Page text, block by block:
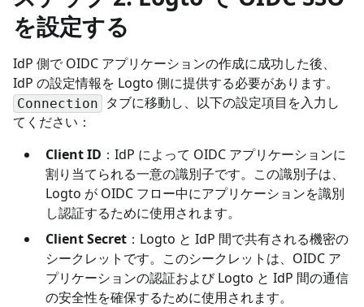
を設定する
IdP 側で OIDC アプリケーションの作成に成功した後、
IdP の設定情報を Logto 側に提供する必要があります。
Connection
タブに移動し、以下の設定項目を入力し
てください：
Client ID ：IdP によって OIDC アプリケーションに
割り当てられる一意の識別子です。この識別子は、
Logto が OIDC フロー中にアプリケーションを識別
し認証するために使用されます。
Client Secret ：Logto と IdP 間で共有される機密の
シークレットです。このシークレットは、OIDC ア
プリケーションの認証および Logto と IdP 間の通信
の安全性を確保するために使用されます。